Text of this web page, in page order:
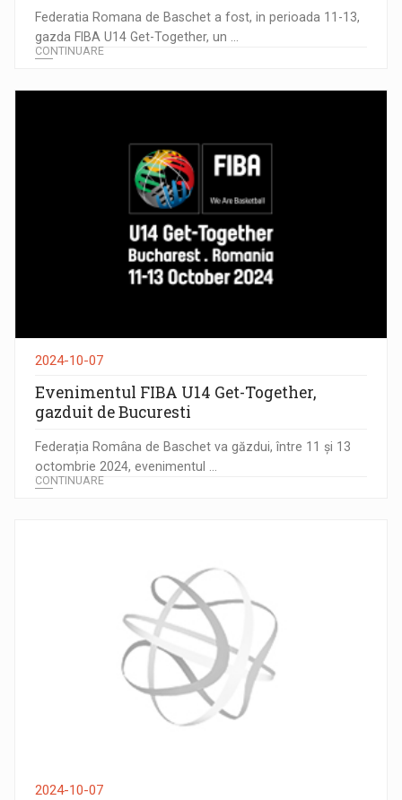
Federatia Romana de Baschet a fost, in perioada 11-13,
gazda FIBA U14 Get-Together, un ...
CONTINUARE
2024-10-07
Evenimentul FIBA U14 Get-Together,
gazduit de Bucuresti
Federația Româna de Baschet va găzdui, între 11 și 13
octombrie 2024, evenimentul ...
CONTINUARE
2024-10-07